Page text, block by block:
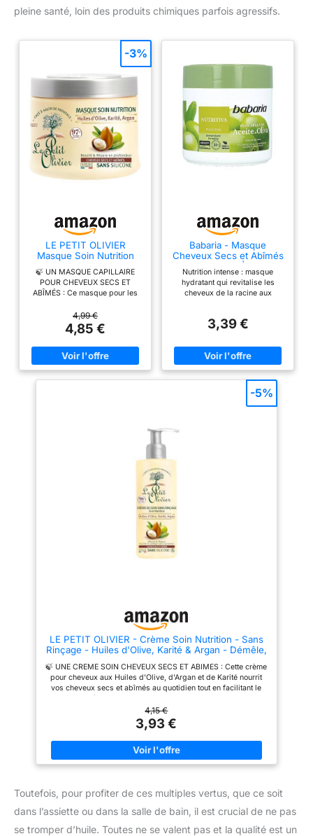
pleine santé, loin des produits chimiques parfois agressifs.
LE PETIT OLIVIER
Masque Soin Nutrition
Huiles d'Olive, Karité,
Argan 330ml
🍃 UN MASQUE CAPILLAIRE
POUR CHEVEUX SECS ET
ABÎMÉS : Ce masque pour les
d'olive, de karité et d'argan,
démêle, nourrit et répare en
profondeur. 🍃 97% D'ORIGINE
NATURELLE : Offrez-vous un
soin capillaire grâce à ce
masque cheveux formulé sans
vos cheveux secs et abîmés. 🍃
soleil du sud dans ce masque
capillaire fabriqué en France. 🍃
Olivier sont fabriqués en France
4,99 €
4,85 €
-3%
Babaria - Masque
Cheveux Secs et Abîmés
à l'Huile d'Olive | Nutrition
et réparation | Cheveux
doux et faciles à coiffer |
Propriétés adoucissantes
400 ml
Nutrition intense : masque
hydratant qui revitalise les
cheveux de la racine aux
enrichie adoucit la fibre
CONVIENT À TOUS LES TYPES
DE CHEVEUX : Masque pour
cheveux bouclés et lisses dont
le rend parfait pour tout type de
cheveux, des lisses aux
bouclés, offrant un soin sans
PROTÉGÉS : Masque capillaire
3,39 €
LE PETIT OLIVIER - Crème Soin Nutrition - Sans
Rinçage - Huiles d'Olive, Karité & Argan - Démêle,
Nourrit & Répare - Cheveux Secs & Abîmés -
Sans Silicone, Sans Sulfate - Fabriqué en France
- 200ml
🍃 UNE CREME SOIN CHEVEUX SECS ET ABIMES : Cette crème
pour cheveux aux Huiles d'Olive, d'Argan et de Karité nourrit
vos cheveux secs et abîmés au quotidien tout en facilitant le
coiffage. 🍃 98% D'ORIGINE NATURELLE : Offrez-vous un
véritable moment de soin capillaire avec notre crème de soin
sans rinçage sans sulfate, sans colorant et sans matière
animale. 🍃 DES CHEVEUX NOURRIS, RÉPARÉS : Ce soin sans
rinçage à la texture fondante et au parfum gorgé de soleil
nourrit vos cheveux secs et abîmés tout en apportant douceur
et brillance au quotidien. 🍃 FABRICATION FRANÇAISE :
UNE MARQUE ENGAGÉE : Labellisés One Voice depuis 2001,
s'inscrivent dans une démarche éthique animale et
responsable.
4,15 €
3,93 €
-5%
Toutefois, pour profiter de ces multiples vertus, que ce soit
dans l’assiette ou dans la salle de bain, il est crucial de ne pas
se tromper d’huile. Toutes ne se valent pas et la qualité est un